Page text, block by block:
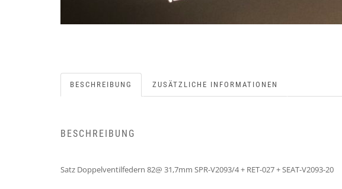
BESCHREIBUNG ZUSÄTZLICHE INFORMATIONEN
BESCHREIBUNG
Satz Doppelventilfedern 82@ 31,7mm SPR-V2093/4 + RET-027 + SEAT-V2093-20